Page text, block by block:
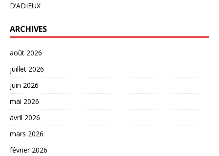
D’ADIEUX
ARCHIVES
août 2026
juillet 2026
juin 2026
mai 2026
avril 2026
mars 2026
février 2026